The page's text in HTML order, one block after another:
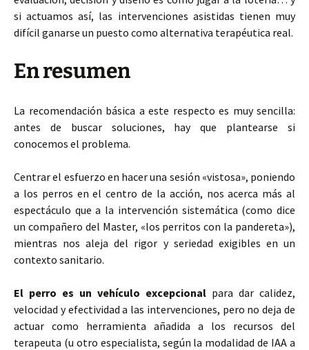
si actuamos así, las intervenciones asistidas tienen muy
difícil ganarse un puesto como alternativa terapéutica real.
En resumen
La recomendación básica a este respecto es muy sencilla:
antes de buscar soluciones, hay que plantearse si
conocemos el problema.
Centrar el esfuerzo en hacer una sesión «vistosa», poniendo
a los perros en el centro de la acción, nos acerca más al
espectáculo que a la intervención sistemática (como dice
un compañero del Master, «los perritos con la pandereta»),
mientras nos aleja del rigor y seriedad exigibles en un
contexto sanitario.
El perro es un vehículo excepcional para dar calidez,
velocidad y efectividad a las intervenciones, pero no deja de
actuar como herramienta añadida a los recursos del
terapeuta (u otro especialista, según la modalidad de IAA a